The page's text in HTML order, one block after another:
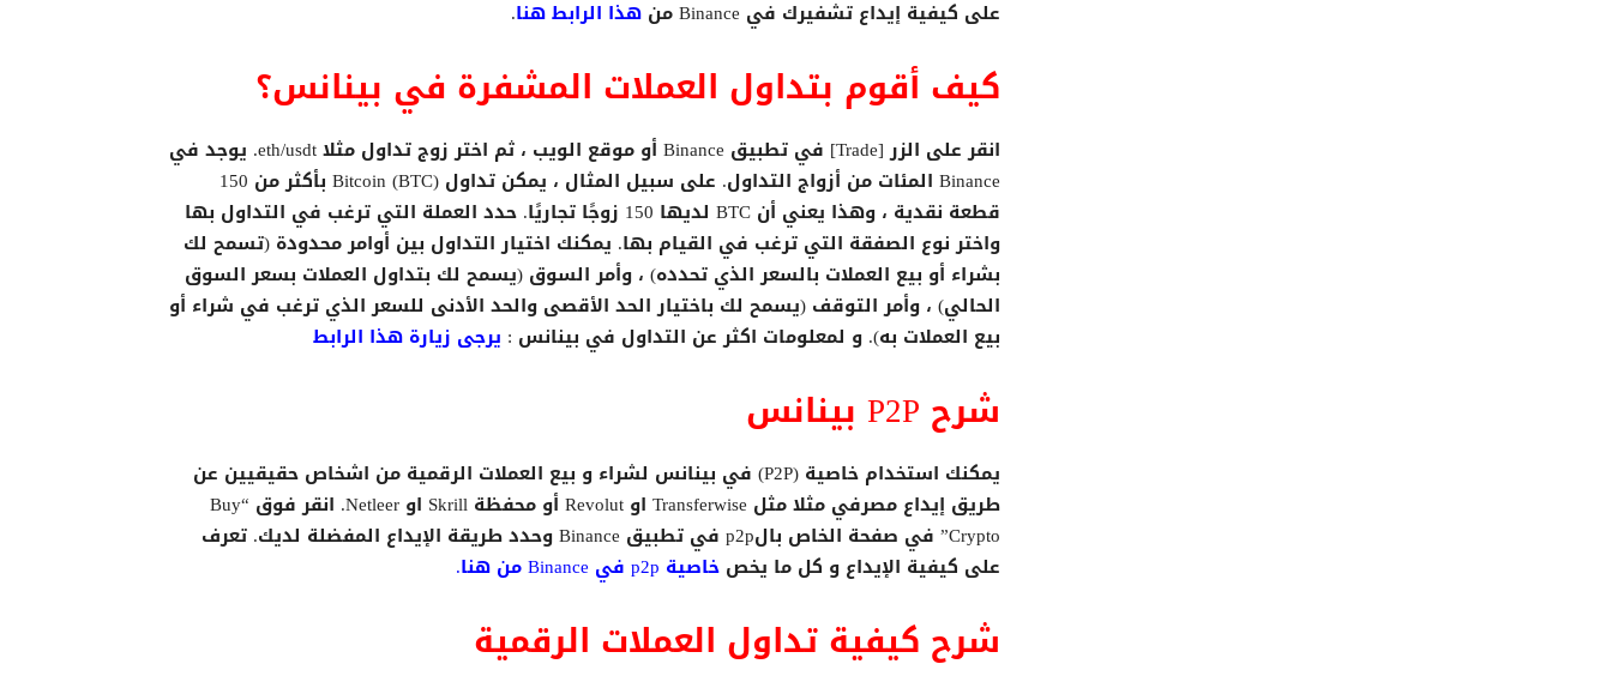
على كيفية إيداع تشفيرك في Binance من
هذا الرابط هنا.
كيف أقوم بتداول العملات المشفرة في بينانس؟
انقر على الزر [Trade] في تطبيق Binance أو موقع الويب ، ثم اختر زوج تداول مثلا eth/usdt. يوجد في
Binance المئات من أزواج التداول. على سبيل المثال ، يمكن تداول Bitcoin (BTC) بأكثر من 150
قطعة نقدية ، وهذا يعني أن BTC لديها 150 زوجًا تجاريًا. حدد العملة التي ترغب في التداول بها
واختر نوع الصفقة التي ترغب في القيام بها. يمكنك اختيار التداول بين أوامر محدودة (تسمح لك
بشراء أو بيع العملات بالسعر الذي تحدده) ، وأمر السوق (يسمح لك بتداول العملات بسعر السوق
الحالي) ، وأمر التوقف (يسمح لك باختيار الحد الأقصى والحد الأدنى للسعر الذي ترغب في شراء أو
بيع العملات به). و لمعلومات اكثر عن التداول في بينانس : يرجى زيارة هذا الرابط
شرح P2P بينانس
يمكنك استخدام خاصية (P2P) في بينانس لشراء و بيع العملات الرقمية من اشخاص حقيقيين عن
طريق إيداع مصرفي مثلا مثل Transferwise او Revolut أو محفظة Skrill او Netleer. انقر فوق “Buy
Crypto” في صفحة الخاص بالp2p في تطبيق Binance وحدد طريقة الإيداع المفضلة لديك. تعرف
على كيفية الإيداع و كل ما يخص خاصية p2p في Binance من هنا .
شرح كيفية تداول العملات الرقمية